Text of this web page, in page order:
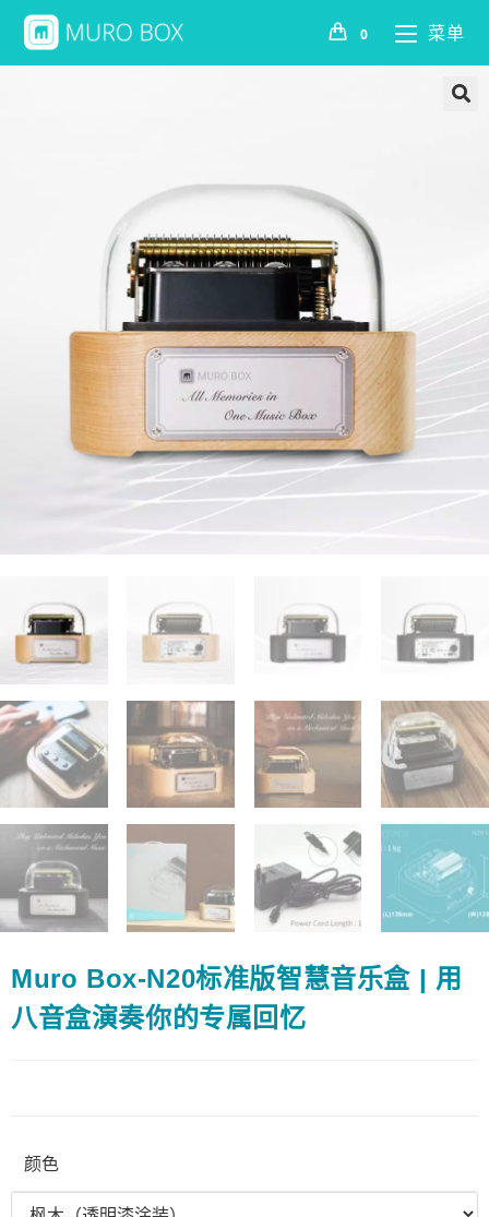
0 菜单
Muro Box-N20标准版智慧音乐盒 | 用
八音盒演奏你的专属回忆
颜色